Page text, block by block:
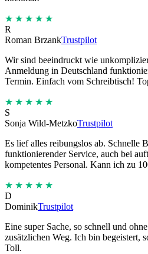
★★★★★
R
Roman BrzankTrustpilot
Wir sind beeindruckt wie
Anmeldung in Deutschland
Termin. Einfach vom Schreibtisch!
★★★★★
S
Sonja Wild-MetzkoTrustpilot
Es lief alles reibungslos ab. Schnelle
funktionierender Service, auch bei
kompetentes Personal. Kann ich zu
★★★★★
D
DominikTrustpilot
Eine super Sache, so schnell und
zusätzlichen Weg. Ich bin begeistert,
Toll.